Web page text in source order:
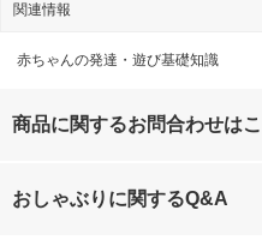
関連情報
赤ちゃんの発達・遊び基礎知識
商品に関するお問合わせは
おしゃぶりに関するQ&A